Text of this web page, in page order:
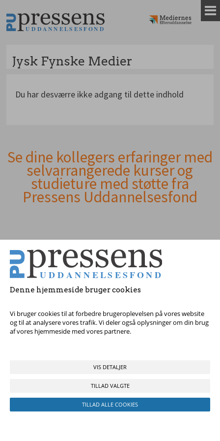
Denne hjemmeside bruger cookies
Vi bruger cookies til at forbedre brugeroplevelsen på vores website
og til at analysere vores trafik. Vi deler også oplysninger om din brug
af vores hjemmeside med vores partnere.
VIS DETALJER
TILLAD VALGTE
TILLAD ALLE COOKIES
til
indhold
Jysk Fynske Medier
Du har desværre ikke adgang til dette indhold
Andet
indhold
Se dine kollegers erfaringer med
selvarrangerede kurser og
studieture med støtte fra
Pressens Uddannelsesfond
Tag fat i os med dine spørgsmål!
© 2017 Pressens Uddannelsesfond, Rådhuspladsen 16, 4. sal, 1550